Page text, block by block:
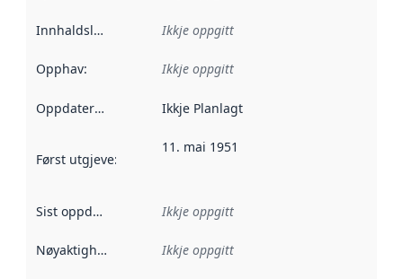
Innhaldsleverandørar :
Ikkje oppgitt
Opphav: Ikkje oppgitt
Oppdateringsfrekvens :
Ikkje Planlagt
Først utgjeve:
11. mai 1951
Sist oppdatert Ikkje oppgitt
Nøyaktigheit Ikkje oppgitt